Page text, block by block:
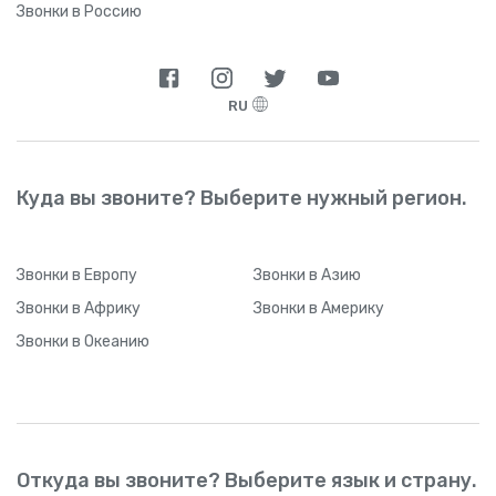
Звонки в Россию
RU
Куда вы звоните? Выберите нужный регион.
Звонки в Европу Звонки в Азию
Звонки в Африку Звонки в Америку
Звонки в Океанию
Откуда вы звоните? Выберите язык и страну.